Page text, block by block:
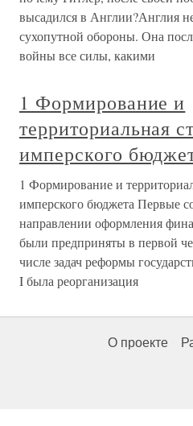
высадился в Англии?Англия
сухопутной обороны. Она
войны все силы, какими
1 Формирование и
территориальная
имперского
1 Формирование и
имперского бюджета Первые
направлении оформления
были предприняты в первой
числе задач реформы
I была реорганизация
О проекте